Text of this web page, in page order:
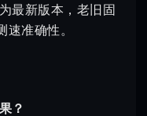
最新版本，老旧固
准确性。
？